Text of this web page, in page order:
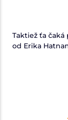
Taktiež ťa
od Erika